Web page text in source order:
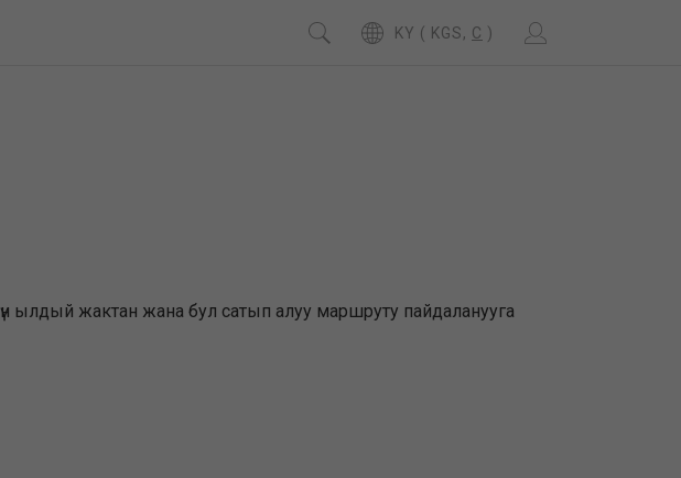
KY ( KGS, C )
ылдый жактан жана бул сатып алуу маршруту пайдаланууга